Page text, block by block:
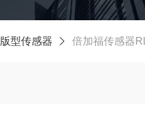
型传感器 倍加福传感器